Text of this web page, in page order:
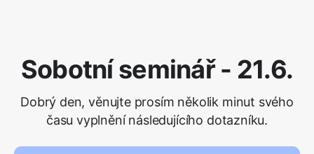
Sobotní seminář - 21.6.
Dobrý den, věnujte prosím několik minut svého
času vyplnění následujícího dotazníku.